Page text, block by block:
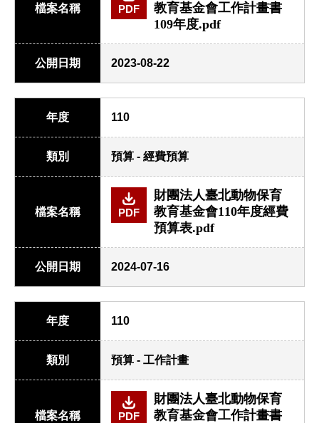
檔案名稱 PDF
教育基金會工作計畫書
109年度.pdf
公開日期 2023-08-22
年度 110
類別 預算 - 經費預算
檔案名稱 PDF
財團法人臺北動物保育
教育基金會110年度經費
預算表.pdf
公開日期 2024-07-16
年度 110
類別 預算 - 工作計畫
檔案名稱 PDF
財團法人臺北動物保育
教育基金會工作計畫書